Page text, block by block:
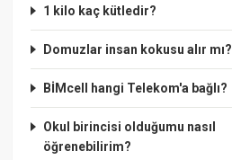
1 kilo kaç kütledir?
Domuzlar insan kokusu alır mı?
BİMcell hangi Telekom'a bağlı?
Okul birincisi olduğumu nasıl
öğrenebilirim?